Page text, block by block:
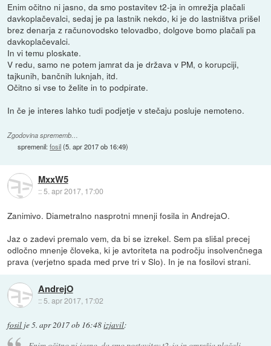
Enim očitno ni jasno, da smo postavitev t2-ja in omrežja plačali
davkoplačevalci, sedaj je pa lastnik nekdo, ki je do lastništva prišel
brez denarja z računovodsko telovadbo, dolgove bomo plačali pa
davkoplačevalci.
In vi temu ploskate.
V redu, samo ne potem jamrat da je država v PM, o korupciji,
tajkunih, bančnih luknjah, itd.
Očitno si vse to želite in to podpirate.
In če je interes lahko tudi podjetje v stečaju posluje nemoteno.
Zgodovina sprememb…
spremenil:fosil(5. apr 2017 ob 16:49)
MxxW5
::5. apr 2017, 17:00
Zanimivo. Diametralno nasprotni mnenji fosila in AndrejaO.
Jaz o zadevi premalo vem, da bi se izrekel. Sem pa slišal precej
odločno mnenje človeka, ki je avtoriteta na področju insolvenčnega
prava (verjetno spada med prve tri v Slo). In je na fosilovi strani.
AndrejO
:: 5. apr 2017, 17:02
fosil je5. apr 2017 ob 16:48izjavil: